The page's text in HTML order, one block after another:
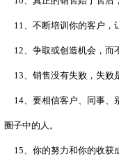
11、不断培训你的客户，
12、争取或创造机会，而
13、销售没有失败，失败
14、要相信客户、同事、别
圈子中的人。
15、你的努力和你的收获